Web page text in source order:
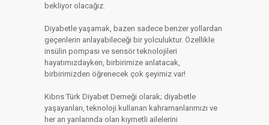
bekliyor olacağız.
Diyabetle yaşamak, bazen sadece benzer yollardan
geçenlerin anlayabileceği bir yolculuktur. Özellikle
insülin pompası ve sensör teknolojileri
hayatımızdayken, birbirimize anlatacak,
birbirimizden öğrenecek çok şeyimiz var!
Kıbrıs Türk Diyabet Derneği olarak; diyabetle
yaşayanları, teknoloji kullanan kahramanlarımızı ve
her an yanlarında olan kıymetli ailelerini